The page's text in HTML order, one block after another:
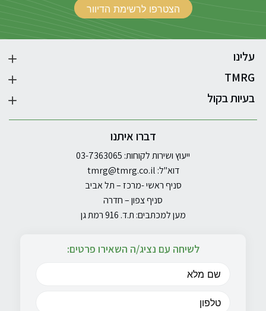
עלינו
TMRG
בעיות בקול
דברו איתנו
ייעוץ ושירות לקוחות: 03-7363065
דוא"ל: tmrg@tmrg.co.il
סניף ראשי -מרכז – תל אביב
סניף צפון – חדרה
מען למכתבים: ת.ד. 916 רמת גן
לשיחה עם נציג/ה השאירו פרטים: